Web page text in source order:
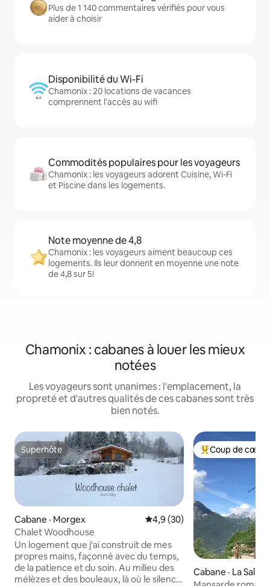
Plus de 1 140 commentaires vérifiés pour vous
aider à choisir
Disponibilité du Wi-Fi
Chamonix : 20 locations de vacances
comprennent l'accès au wifi
Commodités populaires pour les voyageurs
Chamonix : les voyageurs adorent Cuisine, Wi-Fi
et Piscine dans les logements.
Note moyenne de 4,8
Chamonix : les voyageurs aiment beaucoup ces
logements. Ils leur donnent en moyenne une note
de 4,8 sur 5!
Chamonix : cabanes à louer les mieux
notées
Les voyageurs sont unanimes : l'emplacement, la
propreté et d'autres qualités de ces cabanes sont très
bien notés.
Superhôte
Superhôte
Cabane · Morgex Note moyenne de 4,9 sur 5,
4,9 (30)
Chalet Woodhouse
Un logement que j'ai construit de mes
propres mains, façonné avec du temps,
de la patience et du soin. Au milieu des
mélèzes et des bouleaux, là où le silence
Coup de cœur
Coup de cœur
Cabane · La Salle